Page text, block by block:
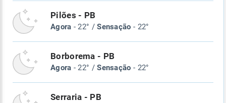
Pilões - PB
Agora - 22° /Sensação - 22°
Borborema - PB
Agora - 22° /Sensação - 22°
Serraria - PB